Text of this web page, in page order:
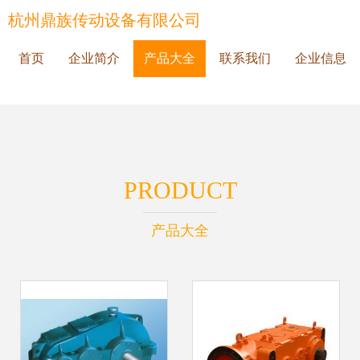
杭州鼎族传动设备有限公司
首页 企业简介 产品大全 联系我们 企业信息
PRODUCT
产品大全